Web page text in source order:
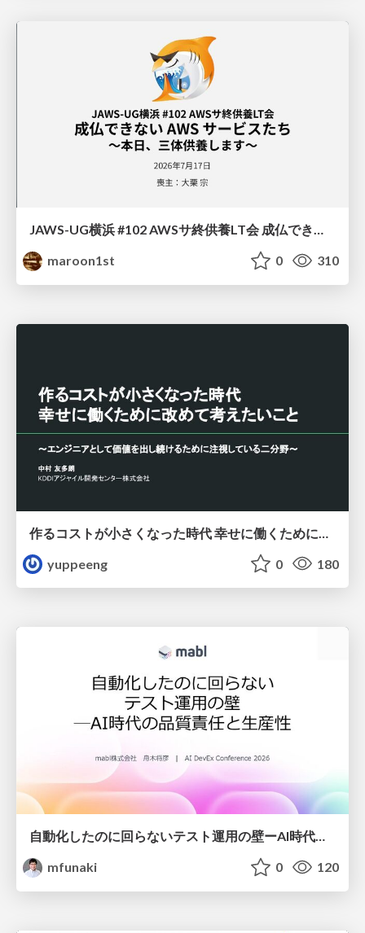
JAWS-UG横浜 #102 AWSサ終供養LT会 成仏できない AWS サービスたち 〜本日、三体供養します〜
maroon1st
0 310
yuppeeng
0 180
自動化したのに回らないテスト運用の壁ーAI時代の品質責任と生産性
mfunaki
0 120